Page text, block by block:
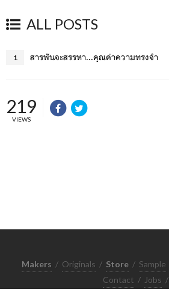
ALL POSTS
1 สารพันจะสรรหา...คุณค่าความทรงจำ
219
VIEWS
Makers / Originals / Store / Sample
Contact / Jobs /